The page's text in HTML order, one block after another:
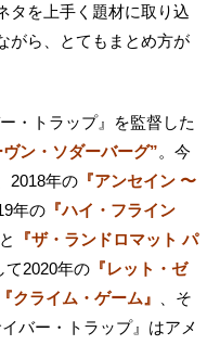
タを上手く題材に取り込
がら、とてもまとめ方が
・トラップ』を監督した
ン・ソダーバーグ”。今
2018年の 『アンセイン 〜
年の 『ハイ・フライン
と
『ザ・ランドロマット パ
て2020年の 『レット・ゼ
『クライム・ゲーム』
、そ
バー・トラップ』はアメ